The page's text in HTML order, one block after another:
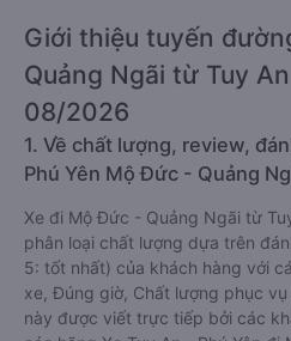
Giới thiệu tuyến
Quảng Ngãi từ Tuy
08/2026
1. Về chất lượng, review,
Phú Yên Mộ Đức - Quảng
Xe đi Mộ Đức - Quảng Ngãi từ
phân loại chất lượng dựa trên
5: tốt nhất) của khách hàng với
xe, Đúng giờ, Chất lượng phục vụ
này được viết trực tiếp bởi các